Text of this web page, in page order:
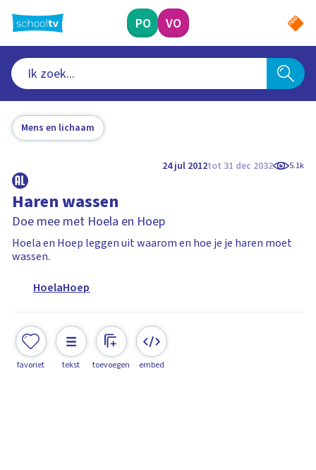
naar
hoofdinhoud
PO VO
Mens en lichaam
24 jul 2012tot 31 dec 2032 5.1k
Haren wassen
Doe mee met Hoela en Hoep
Hoela en Hoep leggen uit waarom en hoe je je haren moet
wassen.
HoelaHoep
favoriet tekst toevoegen embed